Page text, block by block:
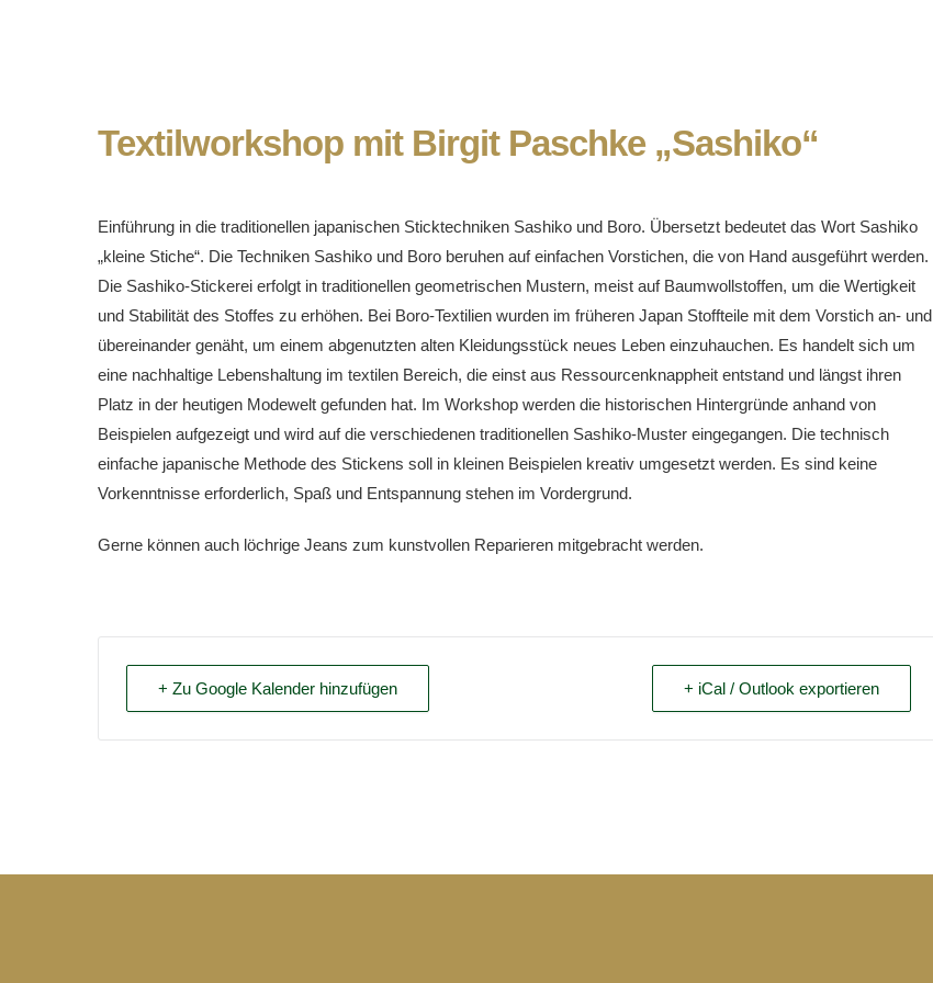
Textilworkshop mit Birgit Paschke „Sashiko“
Einführung in die traditionellen japanischen Sticktechniken Sashiko und Boro. Übersetzt bedeutet das Wort Sashiko
„kleine Stiche“. Die Techniken Sashiko und Boro beruhen auf einfachen Vorstichen, die von Hand ausgeführt werden.
Die Sashiko-Stickerei erfolgt in traditionellen geometrischen Mustern, meist auf Baumwollstoffen, um die Wertigkeit
und Stabilität des Stoffes zu erhöhen. Bei Boro-Textilien wurden im früheren Japan Stoffteile mit dem Vorstich an- und
übereinander genäht, um einem abgenutzten alten Kleidungsstück neues Leben einzuhauchen. Es handelt sich um
eine nachhaltige Lebenshaltung im textilen Bereich, die einst aus Ressourcenknappheit entstand und längst ihren
Platz in der heutigen Modewelt gefunden hat. Im Workshop werden die historischen Hintergründe anhand von
Beispielen aufgezeigt und wird auf die verschiedenen traditionellen Sashiko-Muster eingegangen. Die technisch
einfache japanische Methode des Stickens soll in kleinen Beispielen kreativ umgesetzt werden. Es sind keine
Vorkenntnisse erforderlich, Spaß und Entspannung stehen im Vordergrund.
Gerne können auch löchrige Jeans zum kunstvollen Reparieren mitgebracht werden.
+ Zu Google Kalender hinzufügen + iCal / Outlook exportieren